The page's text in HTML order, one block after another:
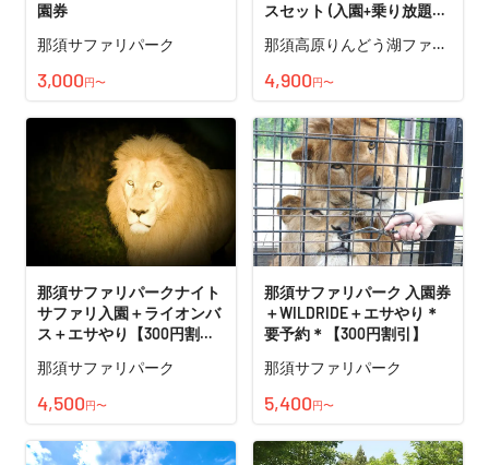
園券
那須サファリパーク
3,000円〜
スセット (入園+乗り放題パ
那須高原りんどう湖ファミ
4,900円〜
那須サファリパークナイト
サファリ入園＋ライオンバ
ス＋エサやり【300円割
那須サファリパーク
4,500円〜
那須サファリパーク 入園券
＋WILDRIDE＋エサやり＊
要予約＊【300円割引】
那須サファリパーク
5,400円〜